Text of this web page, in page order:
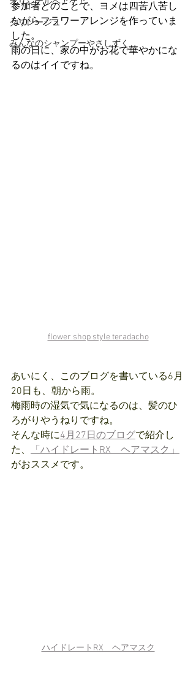
オリジナルヘアケア
クリレージュ
みんなのシャンプーやさしずく
参加者とのことで、ヨメは四苦八苦し
ながらフラワーアレンジを作っていま
した。
雨の日に、家の中がお花で華やかにな
るのはイイですね。
flower shop style teradacho
あいにく、このブログを書いている6月
20日も、朝から雨。
梅雨時の湿気で気になるのは、髪のひ
ろがりやうねりですね。
そんな時に4月27日のブログで紹介し
た、
「ハイドレートRX　ヘアマスク」
がおススメです。
ハイドレートRX　ヘアマスク